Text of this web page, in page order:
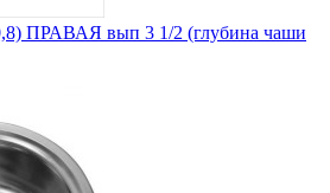
ПРАВАЯ вып 3 1/2 (глубина чаши